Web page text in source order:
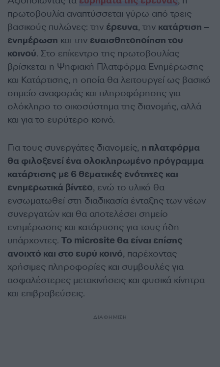
πρωτοβουλία αναπτύσσεται γύρω από τρεις
βασικούς πυλώνες: την έρευνα, την κατάρτιση –
ενημέρωση και την ευαισθητοποίηση του
κοινού. Στο επίκεντρο της πρωτοβουλίας
βρίσκεται η Ψηφιακή Πλατφόρμα Ενημέρωσης
και Κατάρτισης, η οποία θα λειτουργεί ως βασικό
σημείο αναφοράς και πληροφόρησης για
ολόκληρο το οικοσύστημα της διανομής, αλλά
και για το ευρύτερο κοινό.
Για τους συνεργάτες διανομείς, η πλατφόρμα
θα φιλοξενεί ένα ολοκληρωμένο πρόγραμμα
κατάρτισης με 6 θεματικές ενότητες και
ενημερωτικά βίντεο, ενώ το υλικό θα
ενσωματωθεί στη διαδικασία ένταξης των νέων
συνεργατών και θα αποτελέσει σημείο
ενημέρωσης και κατάρτισης για τους ήδη
υπάρχοντες. Το microsite θα είναι επίσης
ανοιχτό και στο ευρύ κοινό, παρέχοντας
χρήσιμες πληροφορίες και συμβουλές για
ασφαλέστερες μετακινήσεις και φυσικά κίνητρα
και επιβραβεύσεις.
ΔΙΑΦΗΜΙΣΗ